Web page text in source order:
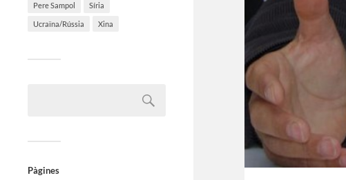
Pere Sampol Síria
Ucraïna/Rússia Xina
Pàgines